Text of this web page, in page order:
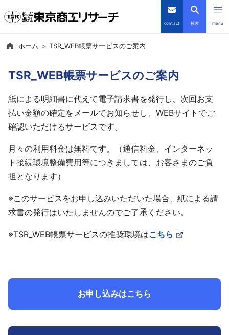
contact 検索 menu
TSRデータインサイト
TSR-PLUS
会社案内
導入事例
採用情報
English
ホーム TSR_WEB帳票サービスのご案内
TSR_WEB帳票サービスのご案内
紙による明細書に代えて電子請求書を発行し、次回お支
払い金額の確定をメールでお知らせし、WEBサイトでご
確認いただけるサービスです。
月々の利用料金は無料です。（通信料金、インターネッ
ト接続環境整備費用等につきましては、お客さまのご負
担となります）
※このサービスをお申し込みいただいた場合、紙による請
求書の発行はいたしませんのでご了承ください。
※TSR_WEB帳票サービスの推奨環境はこちら
お申し込みはこちら